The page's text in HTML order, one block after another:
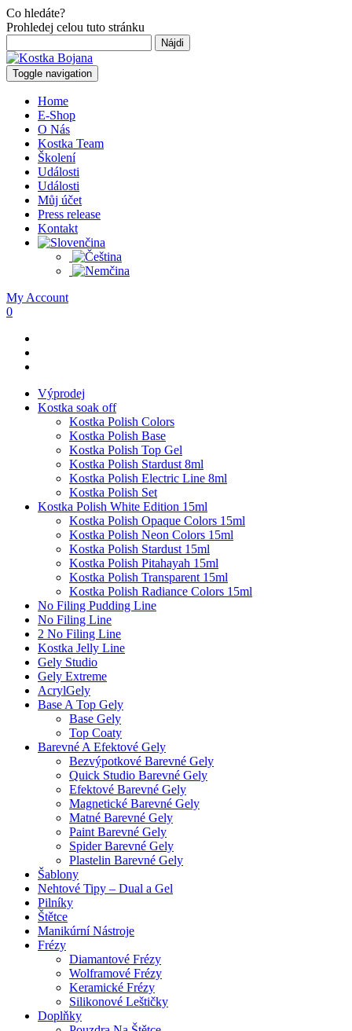
Co hledáte?
Prohledej celou tuto stránku
Toggle navigation
Home
E-Shop
O Nás
Kostka Team
Školení
Události
Události
Můj účet
Press release
Kontakt
My Account
0
Výprodej
Kostka soak off
Kostka Polish Colors
Kostka Polish Base
Kostka Polish Top Gel
Kostka Polish Stardust 8ml
Kostka Polish Electric Line 8ml
Kostka Polish Set
Kostka Polish White Edition 15ml
Kostka Polish Opaque Colors 15ml
Kostka Polish Neon Colors 15ml
Kostka Polish Stardust 15ml
Kostka Polish Pitahayah 15ml
Kostka Polish Transparent 15ml
Kostka Polish Radiance Colors 15ml
No Filing Pudding Line
No Filing Line
2 No Filing Line
Kostka Jelly Line
Gely Studio
Gely Extreme
AcrylGely
Base A Top Gely
Base Gely
Top Coaty
Barevné A Efektové Gely
Bezvýpotkové Barevné Gely
Quick Studio Barevné Gely
Efektové Barevné Gely
Magnetické Barevné Gely
Matné Barevné Gely
Paint Barevné Gely
Spider Barevné Gely
Plastelin Barevné Gely
Šablony
Nehtové Tipy – Dual a Gel
Pilníky
Štětce
Manikúrní Nástroje
Frézy
Diamantové Frézy
Wolframové Frézy
Keramické Frézy
Silikonové Leštičky
Doplňky